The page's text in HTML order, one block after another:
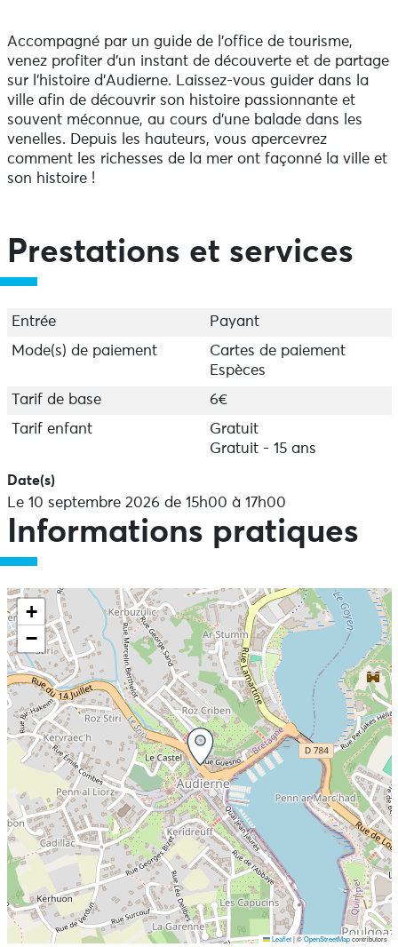
Accompagné par un guide de l’office de tourisme,
venez profiter d’un instant de découverte et de partage
sur l’histoire d’Audierne. Laissez-vous guider dans la
ville afin de découvrir son histoire passionnante et
souvent méconnue, au cours d’une balade dans les
venelles. Depuis les hauteurs, vous apercevrez
comment les richesses de la mer ont façonné la ville et
son histoire !
Prestations et services
Entrée
Payant
Mode(s) de paiement
Cartes de paiement
Espèces
Tarif de base
6€
Tarif enfant
Gratuit
Gratuit - 15 ans
Date(s)
Le 10 septembre 2026 de 15h00 à 17h00
Informations pratiques
+
−
Leaflet |©OpenStreetMapcontributors